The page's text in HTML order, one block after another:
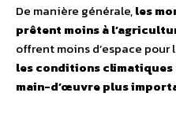
De manière générale,les
prêtent moins à
offrent moins d’espace
les conditions
main-d’œuvre plus